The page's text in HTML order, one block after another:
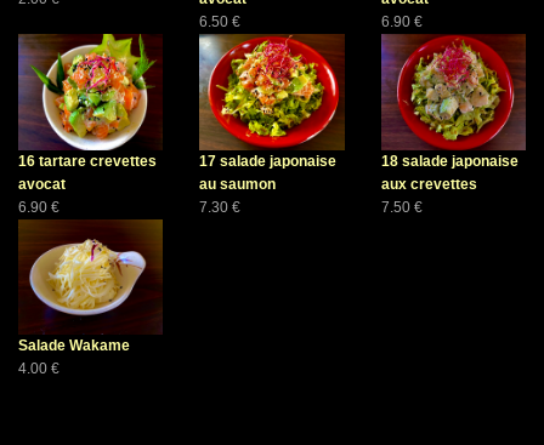
6.50 €
6.90 €
16 tartare crevettes
avocat
6.90 €
17 salade japonaise
au saumon
7.30 €
18 salade japonaise
aux crevettes
7.50 €
Salade Wakame
4.00 €